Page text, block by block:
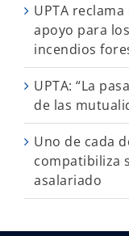
UPTA
apoyo para
incendios
UPTA: “La
de las
Uno de cada
compatibiliza
asalariado